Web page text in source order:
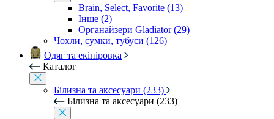
Brain, Select, Favorite (13)
Інше (2)
Органайзери Gladiator (29)
Чохли, сумки, тубуси (126)
Одяг та екіпіровка
Каталог
Білизна та аксесуари (233)
Білизна та аксесуари (233)